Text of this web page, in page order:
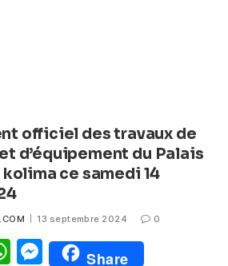
officiel des travaux de
d’équipement du Palais
ce samedi 14
13 septembre 2024 0
W M
Share